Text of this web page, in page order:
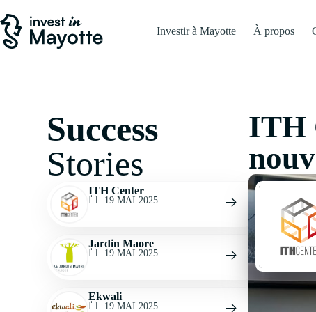
Investir à Mayotte À propos
Success
Stories
ITH Center
19 MAI 2025
Jardin Maore
19 MAI 2025
Ekwali
19 MAI 2025
ITH